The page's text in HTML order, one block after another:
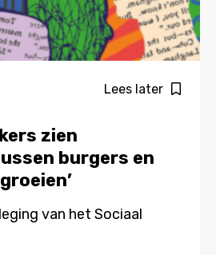
Lees later
zien
burgers en
van het Sociaal